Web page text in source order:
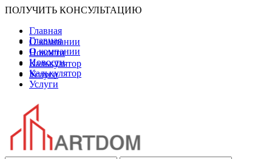
ПОЛУЧИТЬ КОНСУЛЬТАЦИЮ
Главная
О компании
Новости
Калькулятор
Услуги
Главная
О компании
Новости
Калькулятор
Услуги